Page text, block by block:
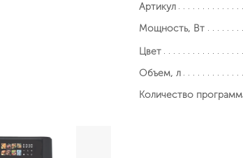
Артикул
Мощность, Вт
Цвет
Объем, л
Количество программ